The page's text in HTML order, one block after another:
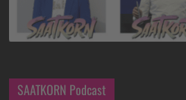
SAATKORN Podcast